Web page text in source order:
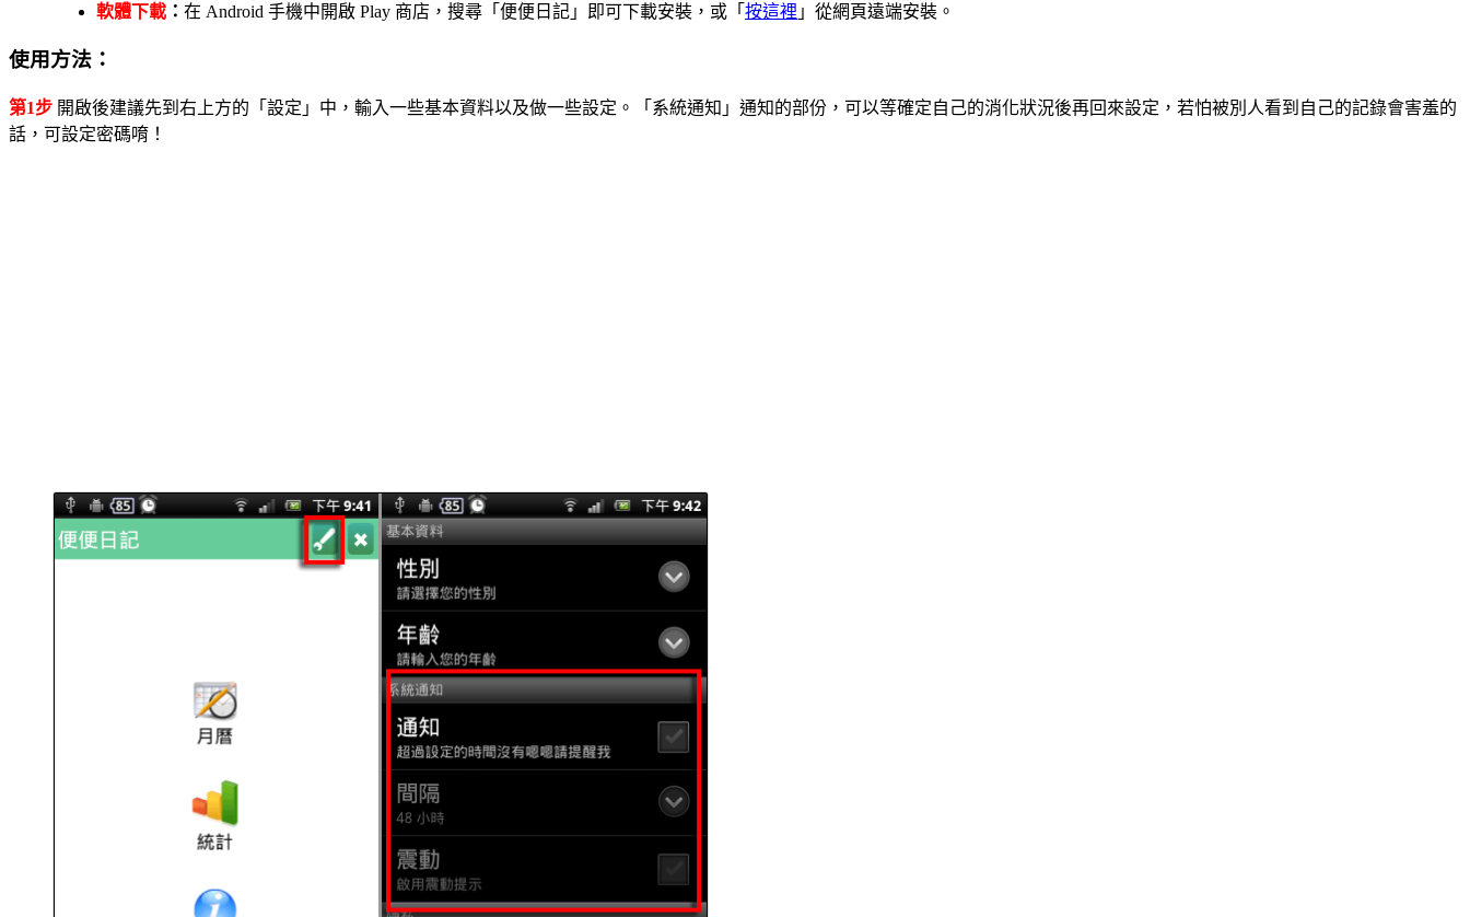
軟體下載 ： 在 Android 手機中開啟 Play 商店，搜尋「便便日記」即可下載安裝，或「 按這裡 」從網頁遠端安裝。
使用方法：
第1步 開啟後建議先到右上方的「設定」中，輸入一些基本資料以及做一些設定。「系統通知」通知的部份，可以等確定自己的消化狀況後再回來設定，若怕被別人看到自己的記錄會害羞的
話，可設定密碼唷！